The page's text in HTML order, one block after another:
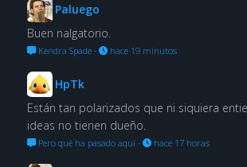
Paluego
Buen nalgatorio.
Kendra Spade· hace 19 minutos
HpTk
Están tan polarizados que ni siquiera
ideas no tienen dueño.
Pero qué ha pasado aquí· hace 17 horas